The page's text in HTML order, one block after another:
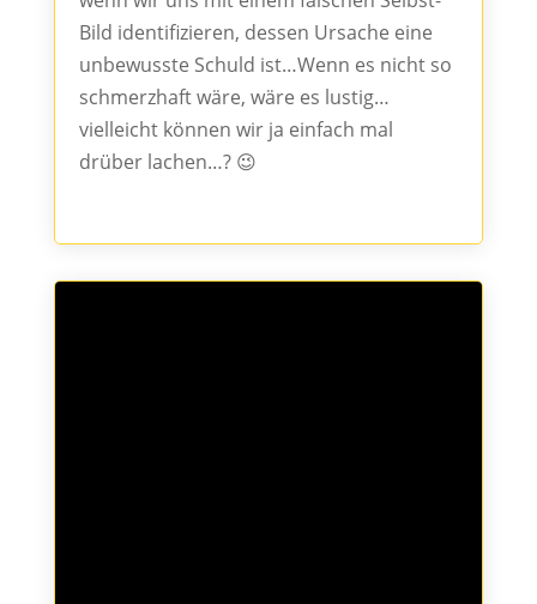
Bild identifizieren, dessen Ursache eine
unbewusste Schuld ist…Wenn es nicht so
schmerzhaft wäre, wäre es lustig…
vielleicht können wir ja einfach mal
drüber lachen…? 😉